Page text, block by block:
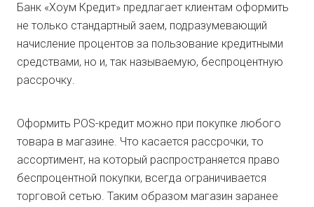
Банк «Хоум Кредит» предлагает клиентам оформить
не только стандартный заем, подразумевающий
начисление процентов за пользование кредитными
средствами, но и, так называемую, беспроцентную
рассрочку.
Оформить POS-кредит можно при покупке любого
товара в магазине. Что касается рассрочки, то
ассортимент, на который распространяется право
беспроцентной покупки, всегда ограничивается
торговой сетью. Таким образом магазин заранее